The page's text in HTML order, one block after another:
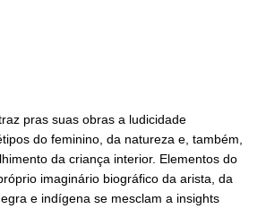
pras suas obras a ludicidade
do feminino, da natureza e, também,
da criança interior. Elementos do
imaginário biográfico da arista, da
e indígena se mesclam a insights